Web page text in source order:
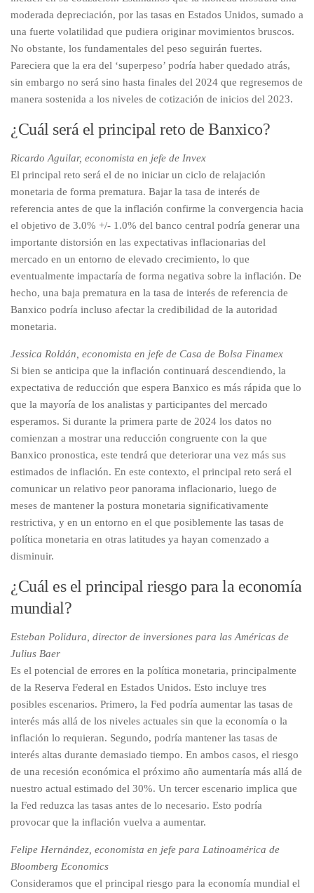
moderada depreciación, por las tasas en Estados Unidos, sumado a
una fuerte volatilidad que pudiera originar movimientos bruscos.
No obstante, los fundamentales del peso seguirán fuertes.
Pareciera que la era del ‘superpeso’ podría haber quedado atrás,
sin embargo no será sino hasta finales del 2024 que regresemos de
manera sostenida a los niveles de cotización de inicios del 2023.
¿Cuál será el principal reto de Banxico?
Ricardo Aguilar, economista en jefe de Invex
El principal reto será el de no iniciar un ciclo de relajación
monetaria de forma prematura. Bajar la tasa de interés de
referencia antes de que la inflación confirme la convergencia hacia
el objetivo de 3.0% +/- 1.0% del banco central podría generar una
importante distorsión en las expectativas inflacionarias del
mercado en un entorno de elevado crecimiento, lo que
eventualmente impactaría de forma negativa sobre la inflación. De
hecho, una baja prematura en la tasa de interés de referencia de
Banxico podría incluso afectar la credibilidad de la autoridad
monetaria.
Jessica Roldán, economista en jefe de Casa de Bolsa Finamex
Si bien se anticipa que la inflación continuará descendiendo, la
expectativa de reducción que espera Banxico es más rápida que lo
que la mayoría de los analistas y participantes del mercado
esperamos. Si durante la primera parte de 2024 los datos no
comienzan a mostrar una reducción congruente con la que
Banxico pronostica, este tendrá que deteriorar una vez más sus
estimados de inflación. En este contexto, el principal reto será el
comunicar un relativo peor panorama inflacionario, luego de
meses de mantener la postura monetaria significativamente
restrictiva, y en un entorno en el que posiblemente las tasas de
política monetaria en otras latitudes ya hayan comenzado a
disminuir.
¿Cuál es el principal riesgo para la economía
mundial?
Esteban Polidura, director de inversiones para las Américas de
Julius Baer
Es el potencial de errores en la política monetaria, principalmente
de la Reserva Federal en Estados Unidos. Esto incluye tres
posibles escenarios. Primero, la Fed podría aumentar las tasas de
interés más allá de los niveles actuales sin que la economía o la
inflación lo requieran. Segundo, podría mantener las tasas de
interés altas durante demasiado tiempo. En ambos casos, el riesgo
de una recesión económica el próximo año aumentaría más allá de
nuestro actual estimado del 30%. Un tercer escenario implica que
la Fed reduzca las tasas antes de lo necesario. Esto podría
provocar que la inflación vuelva a aumentar.
Felipe Hernández, economista en jefe para Latinoamérica de
Bloomberg Economics
Consideramos que el principal riesgo para la economía mundial el